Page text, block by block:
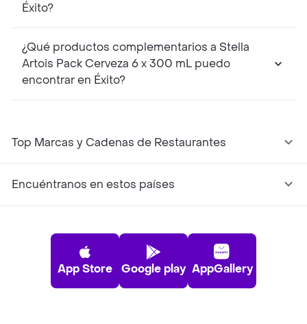
Éxito?
¿Qué productos complementarios a Stella
Artois Pack Cerveza 6 x 300 mL puedo
encontrar en Éxito?
Top Marcas y Cadenas de Restaurantes
Encuéntranos en estos países
App Store Google play AppGallery